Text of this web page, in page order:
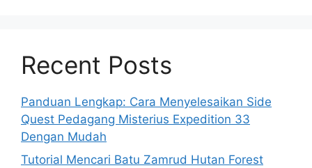
Recent Posts
Panduan Lengkap: Cara Menyelesaikan Side
Quest Pedagang Misterius Expedition 33
Dengan Mudah
Tutorial Mencari Batu Zamrud Hutan Forest